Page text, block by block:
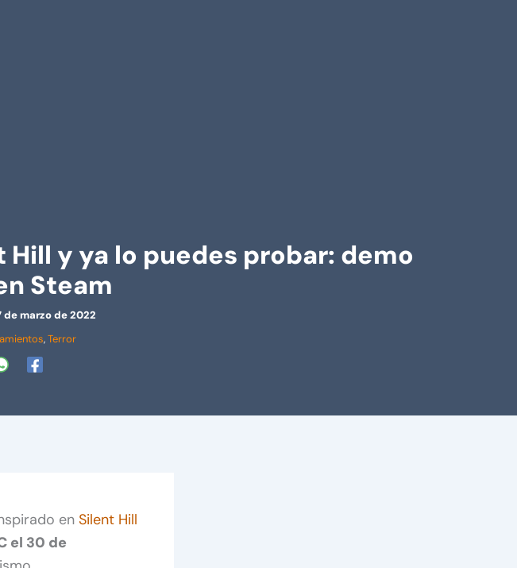
y ya lo puedes probar: demo
Steam
de marzo de 2022
,Terror
en Silent Hill
el 30 de